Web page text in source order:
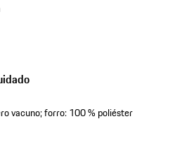
vacuno; forro: 100 % poliéster